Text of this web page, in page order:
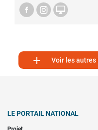

 Voir les
LE PORTAIL NATIONAL